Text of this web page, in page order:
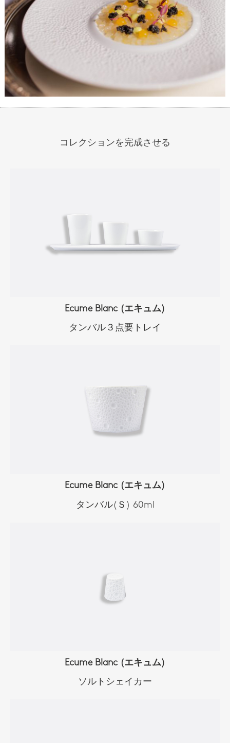
コレクションを完成させる
Ecume Blanc (エキュム)
タンバル３点要トレイ
Ecume Blanc (エキュム)
タンバル(Ｓ) 60ml
Ecume Blanc (エキュム)
ソルトシェイカー